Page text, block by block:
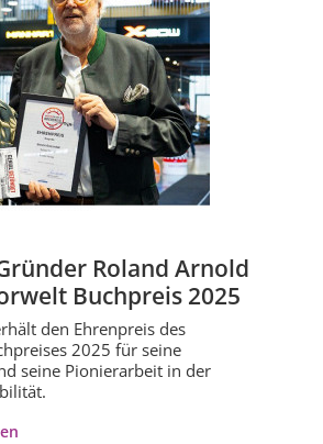
Roland Arnold
Buchpreis 2025
den Ehrenpreis des
2025 für seine
seine Pionierarbeit in der